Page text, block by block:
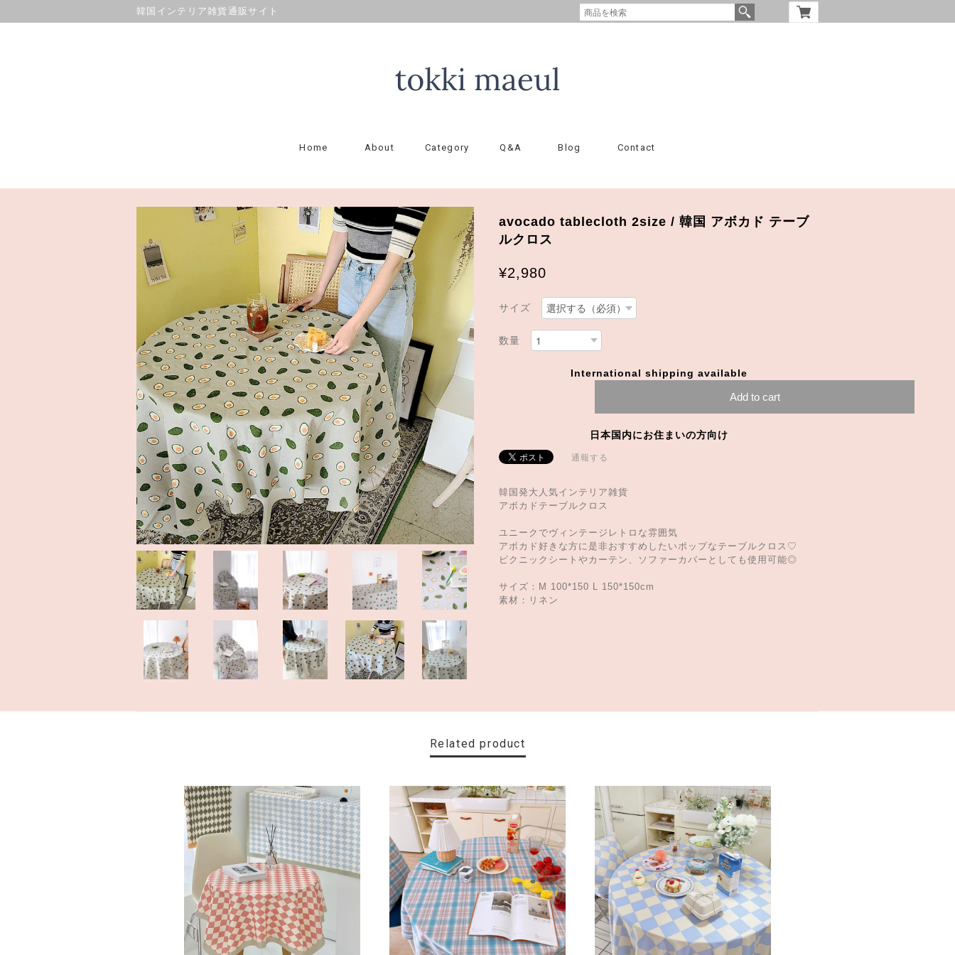
韓国インテリア雑貨通販サイト
Home About Category Q&A Blog Contact
avocado tablecloth 2size / 韓国 アボカド テーブ
ルクロス
¥2,980
サイズ
数量
International shipping available
Add to cart
日本国内にお住まいの方向け
通報する
韓国発大人気インテリア雑貨
アボカドテーブルクロス
ユニークでヴィンテージレトロな雰囲気
アボカド好きな方に是非おすすめしたいポップなテーブルクロス♡
ピクニックシートやカーテン、ソファーカバーとしても使用可能◎
サイズ：M 100*150 L 150*150cm
素材：リネン
Related product